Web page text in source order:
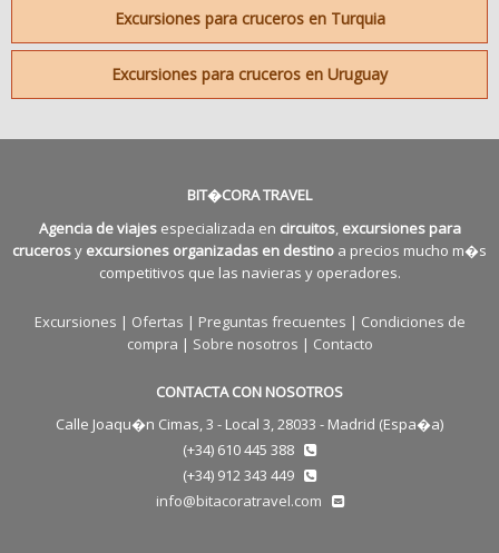
Excursiones para cruceros en Turquia
Excursiones para cruceros en Uruguay
BIT�CORA TRAVEL
Agencia de viajesespecializada en circuitos, excursiones para
crucerosy excursiones organizadas en destino a precios mucho m�s
competitivos que las navieras y operadores.
Excursiones | Ofertas | Preguntas frecuentes | Condiciones de
compra | Sobre nosotros | Contacto
CONTACTA CON NOSOTROS
Calle Joaqu�n Cimas, 3 - Local 3, 28033 - Madrid (Espa�a)
(+34) 610 445 388
(+34) 912 343 449
info@bitacoratravel.com